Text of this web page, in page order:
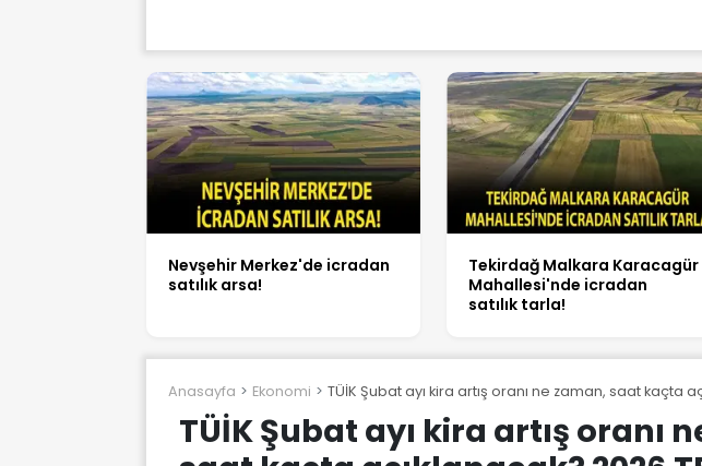
Nevşehir Merkez'de icradan
satılık arsa!
Tekirdağ Malkara Karacagür
Mahallesi'nde icradan
satılık tarla!
Anasayfa Ekonomi TÜİK Şubat ayı kira artış oranı ne zaman, saat kaçta
TÜİK Şubat ayı kira artış oranı